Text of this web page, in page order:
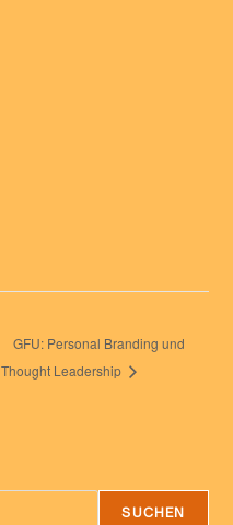
GFU: Personal Branding und
Thought Leadership
SUCHEN